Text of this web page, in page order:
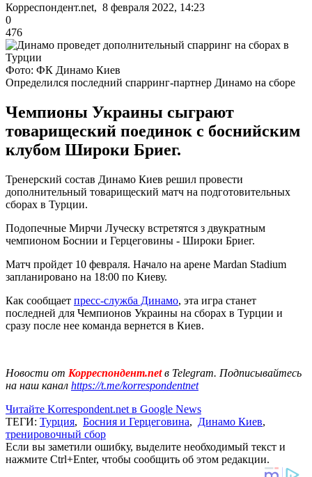
Корреспондент.net, 8 февраля 2022, 14:23
0
476
Фото: ФК Динамо Киев
Определился последний спарринг-партнер Динамо на сборе
Чемпионы Украины сыграют
товарищеский поединок с боснийским
клубом Широки Бриег.
Тренерский состав Динамо Киев решил провести
дополнительный товарищеский матч на подготовительных
сборах в Турции.
Подопечные Мирчи Луческу встретятся з двукратным
чемпионом Боснии и Герцеговины - Широки Бриег.
Матч пройдет 10 февраля. Начало на арене Mardan Stadium
запланировано на 18:00 по Киеву.
Как сообщает пресс-служба Динамо, эта игра станет
последней для Чемпионов Украины на сборах в Турции и
сразу после нее команда вернется в Киев.
Новости от Корреспондент.netв Telegram. Подписывайтесь
на наш канал https://t.me/korrespondentnet
Читайте Korrespondent.net в Google News
ТЕГИ: Турция, Босния и Герцеговина, Динамо Киев,
тренировочный сбор
Если вы заметили ошибку, выделите необходимый текст и
нажмите Ctrl+Enter, чтобы сообщить об этом редакции.